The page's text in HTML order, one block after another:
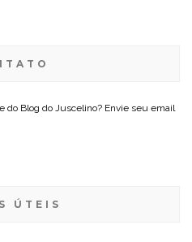
do Blog do Juscelino? Envie seu email
ÚTEIS